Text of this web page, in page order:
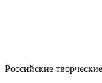
Российские